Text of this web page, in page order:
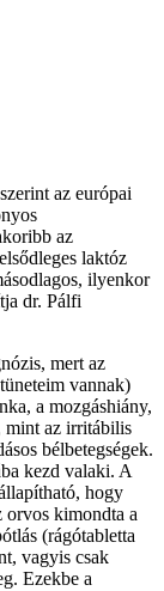
az európai
az
laktóz
ilyenkor
dr. Pálfi
mert az
vannak)
a mozgáshiány,
mint az irritábilis
bélbetegségek.
kezd valaki. A
hogy
orvos kimondta a
(rágótabletta
vagyis csak
Ezekbe a